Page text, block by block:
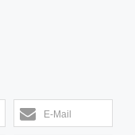
E-Mail